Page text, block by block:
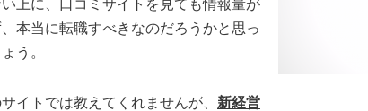
上に、口コミサイトを見ても情報量が
本当に転職すべきなのだろうかと思っ
う。
イトでは教えてくれませんが、 新経営